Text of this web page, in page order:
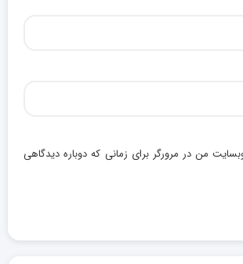
من در مرورگر برای زمانی که دوباره دیدگاهی